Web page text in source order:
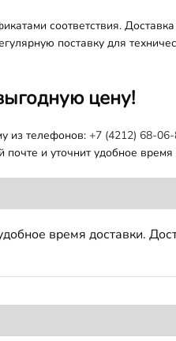
соответствия.
поставку для
цену!
из телефонов: +7 (4212) 68-
и уточнит удобное время
время доставки.